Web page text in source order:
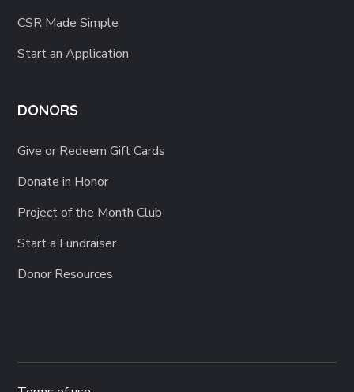
CSR Made Simple
Start an Application
DONORS
Give or Redeem Gift Cards
Donate in Honor
Project of the Month Club
Start a Fundraiser
Donor Resources